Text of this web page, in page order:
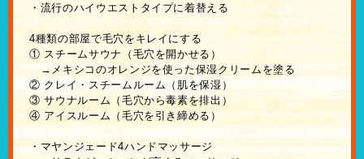
・流行のハイウエストタイプに着替える
4種類の部屋で毛穴をキレイにする
① スチームサウナ（毛穴を開かせる）
→メキシコのオレンジを使った保湿クリームを塗る
② クレイ・スチームルーム（肌を保湿）
③ サウナルーム（毛穴から毒素を排出）
④ アイスルーム（毛穴を引き締める）
・マヤンジェード4ハンドマッサージ